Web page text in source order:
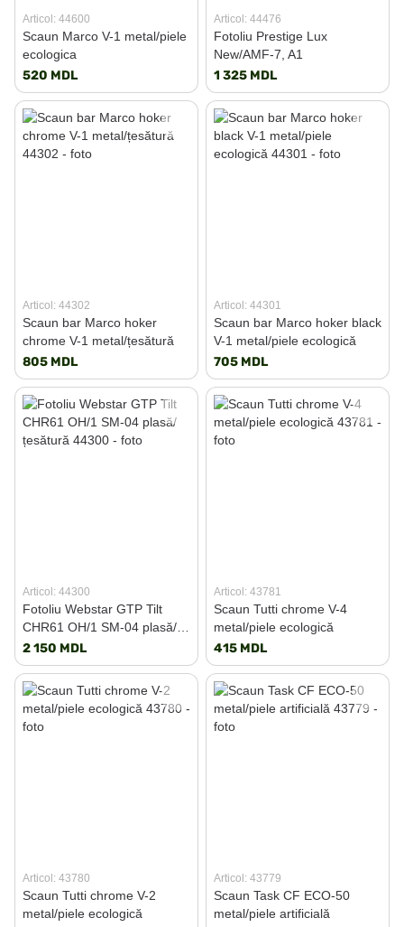
Articol: 44600
Scaun Marco V-1 metal/piele
ecologica
520 MDL
Articol: 44476
Fotoliu Prestige Lux
New/AMF-7, A1
1 325 MDL
Articol: 44302
Scaun bar Marco hoker
chrome V-1 metal/țesătură
805 MDL
Articol: 44301
Scaun bar Marco hoker black
V-1 metal/piele ecologică
705 MDL
Articol: 44300
Fotoliu Webstar GTP Tilt
CHR61 OH/1 SM-04 plasă/
țesătură
2 150 MDL
Articol: 43781
Scaun Tutti chrome V-4
metal/piele ecologică
415 MDL
Articol: 43780
Scaun Tutti chrome V-2
metal/piele ecologică
Articol: 43779
Scaun Task CF ECO-50
metal/piele artificială